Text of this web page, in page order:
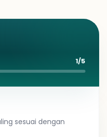
1/5
sesuai dengan